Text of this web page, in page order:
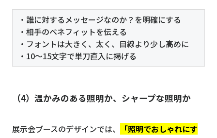
・誰に対するメッセージなのか？を明確にする
・相手のベネフィットを伝える
・フォントは大きく、太く、目線より少し高めに
・10〜15文字で単刀直入に掲げる
（4）温かみのある照明か、シャープな照明か
展示会ブースのデザインでは、
「照明でおしゃれにす